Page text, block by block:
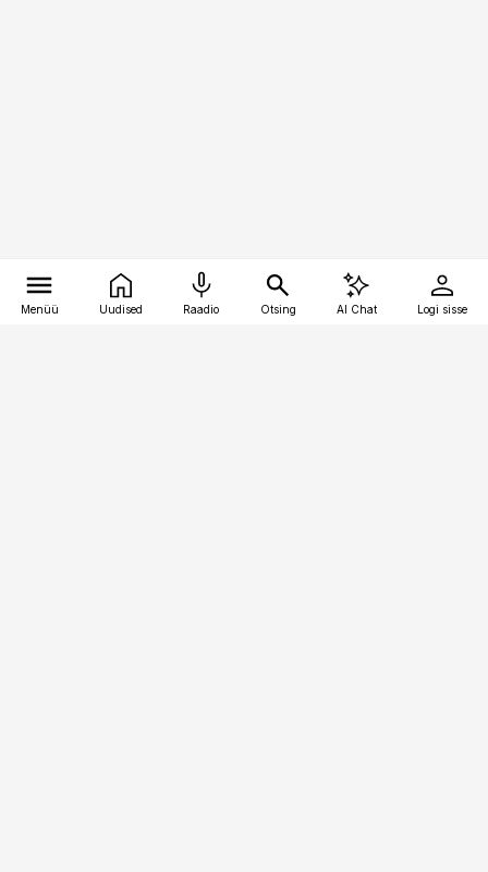
Menüü Uudised Raadio Otsing AI Chat Logi sisse